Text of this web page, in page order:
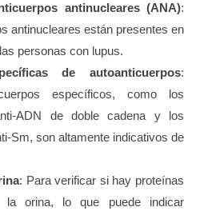
antinucleares (ANA):
antinucleares están presentes en
personas con lupus.
de autoanticuerpos:
específicos, como los
ADN de doble cadena y los
Sm, son altamente indicativos de
: Para verificar si hay proteínas
orina, lo que puede indicar